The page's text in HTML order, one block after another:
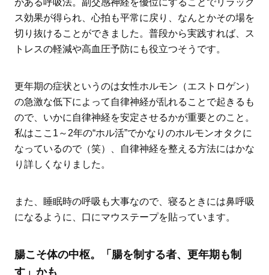
がある呼吸法。副交感神経を優位にすることでリラック
ス効果が得られ、心拍も平常に戻り、なんとかその場を
切り抜けることができました。普段から実践すれば、ス
トレスの軽減や高血圧予防にも役立つそうです。
更年期の症状というのは女性ホルモン（エストロゲン）
の急激な低下によって自律神経が乱れることで起きるも
ので、いかに自律神経を安定させるかが重要とのこと。
私はここ1～2年の“ホル活”でかなりのホルモンオタクに
なっているので（笑）、自律神経を整える方法にはかな
り詳しくなりました。
また、睡眠時の呼吸も大事なので、寝るときには鼻呼吸
になるように、口にマウステープを貼っています。
腸こそ体の中枢。「腸を制する者、更年期も制
す」かも